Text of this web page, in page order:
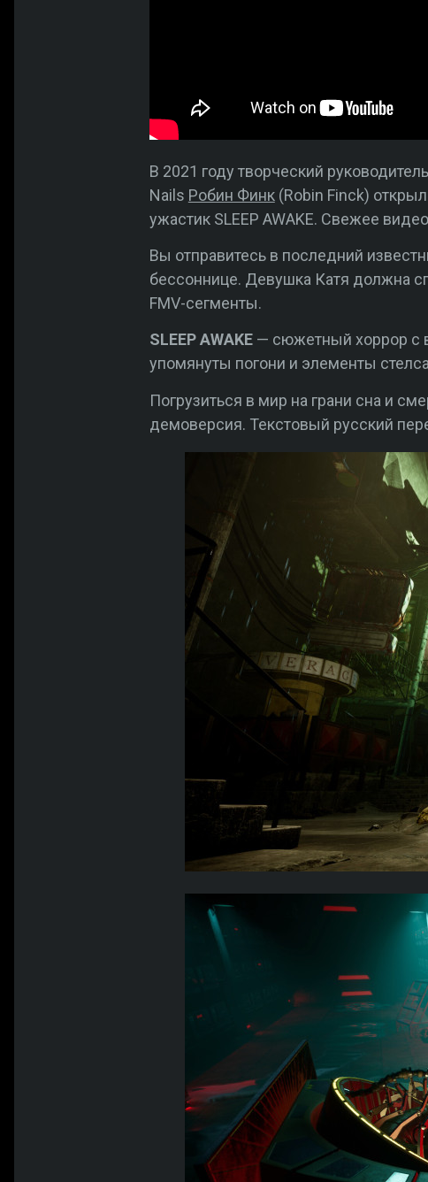
В 2021 году творческий
Nails Робин Финк(Robin Finck)
ужастик SLEEP AWAKE. Свежее
Вы отправитесь в последний
бессоннице. Девушка Катя должна
FMV-сегменты.
SLEEP AWAKE— сюжетный хоррор с
упомянуты погони и элементы
Погрузиться в мир на грани сна и
демоверсия. Текстовый русский